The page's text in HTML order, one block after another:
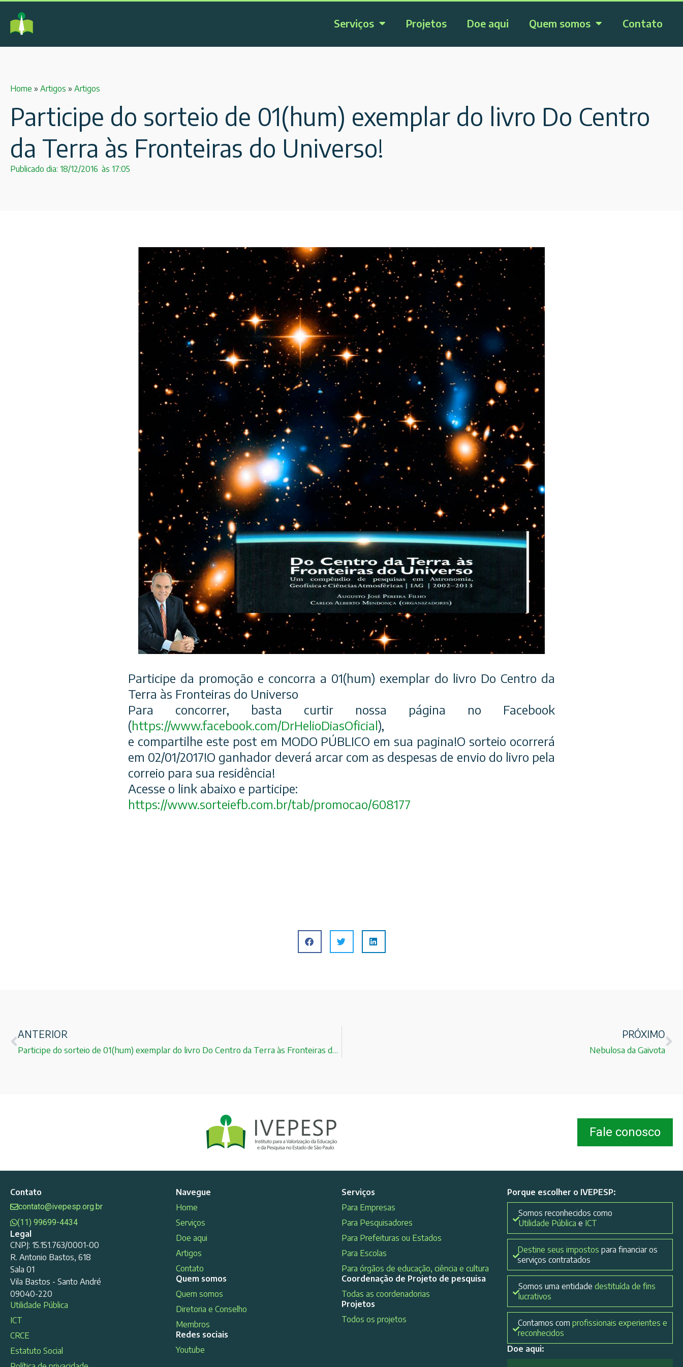
Serviços Projetos Doe aqui Quem somos Contato
Home » Artigos » Artigos
Participe do sorteio de 01(hum) exemplar do livro Do Centro
da Terra às Fronteiras do Universo!
Publicado dia: 18/12/2016 às 17:05
Participe da promoção e concorra a 01(hum) exemplar do livro Do Centro da
Terra às Fronteiras do Universo
Para concorrer, basta curtir nossa página no Facebook
(https://www.facebook.com/DrHelioDiasOficial),
e compartilhe este post em MODO PÚBLICO em sua pagina!O sorteio ocorrerá
em 02/01/2017!O ganhador deverá arcar com as despesas de envio do livro pela
correio para sua residência!
Acesse o link abaixo e participe:
https://www.sorteiefb.com.br/tab/promocao/608177
ANTERIOR
Participe do sorteio de 01(hum) exemplar do livro Do Centro da Terra às Fronteiras do Universo!
PRÓXIMO
Nebulosa da Gaivota
Fale conosco
Contato
contato@ivepesp.org.br
(11) 99699-4434
Legal
CNPJ: 15.151.763/0001-00
R. Antonio Bastos, 618
Sala 01
Vila Bastos - Santo André
09040-220
Utilidade Pública
ICT
CRCE
Estatuto Social
Navegue
Home
Serviços
Doe aqui
Artigos
Contato
Quem somos
Quem somos
Diretoria e Conselho
Membros
Redes sociais
Youtube
Serviços
Para Empresas
Para Pesquisadores
Para Prefeituras ou Estados
Para Escolas
Para órgãos de educação, ciência e cultura
Coordenação de Projeto de pesquisa
Todas as coordenadorias
Projetos
Todos os projetos
Porque escolher o IVEPESP:
Somos reconhecidos como
Utilidade Pública e ICT
Destine seus impostos para financiar os
serviços contratados
Somos uma entidadedestituída de fins
lucrativos
Contamos com profissionais experientes e
reconhecidos
Doe aqui: